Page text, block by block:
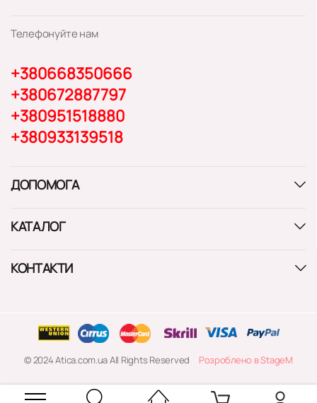
Телефонуйте нам
+380668350666
+380672887797
+380951518880
+380933139518
ДОПОМОГА
КАТАЛОГ
КОНТАКТИ
© 2024 Atica.com.ua All Rights Reserved Розроблено в StageM